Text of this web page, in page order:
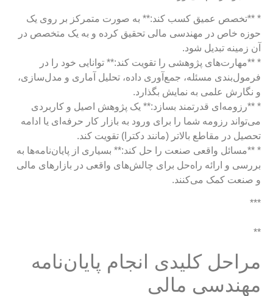
* **تخصص عمیق کسب کند:** به صورت متمرکز بر روی یک
حوزه خاص در مهندسی مالی تحقیق کرده و به یک متخصص در
آن زمینه تبدیل شود.
* **مهارت‌های پژوهشی را تقویت کند:** توانایی خود را در
فرمول‌بندی مسئله، جمع‌آوری داده، تحلیل آماری و مدل‌سازی،
و نگارش علمی به نمایش بگذارد.
* **رزومه‌ای قدرتمند بسازد:** یک پژوهش اصیل و کاربردی
می‌تواند رزومه شما را برای ورود به بازار کار حرفه‌ای یا ادامه
تحصیل در مقاطع بالاتر (مانند دکترا) تقویت کند.
* **مسائل واقعی صنعت را حل کند:** بسیاری از پایان‌نامه‌ها به
بررسی و ارائه راه‌حل برای چالش‌های واقعی در بازارهای مالی
و صنعت کمک می‌کنند.
***
**
مراحل کلیدی انجام پایان‌نامه
مهندسی مالی